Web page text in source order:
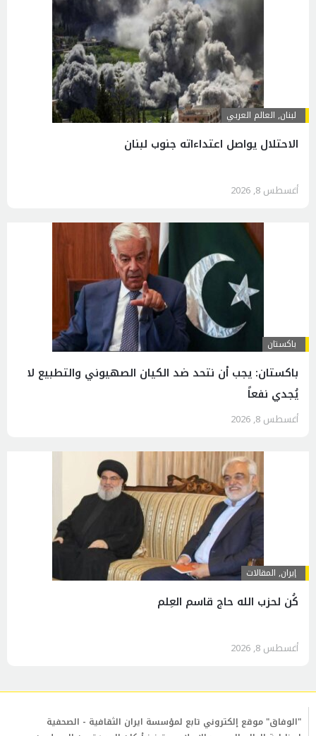
لبنان, العالم العربي
الاحتلال يواصل اعتداءاته جنوب لبنان
أغسطس 8, 2026
باكستان
باكستان: يجب أن نتحد ضد الكيان الصهيوني والتطبيع لا
يُجدي نفعاً
أغسطس 8, 2026
إيران, المقالات
كُن لحزب الله حاج قاسم العِلم
أغسطس 8, 2026
"الوفاق" موقع إلكتروني تابع لمؤسسة ايران الثقافية - الصحفية